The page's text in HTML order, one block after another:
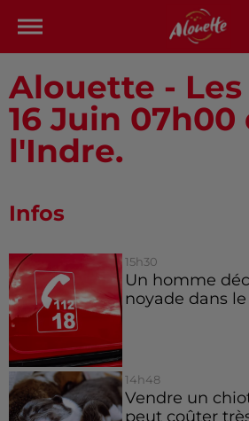
Alouette -
16 Juin 07h00
l'Indre.
Infos
15h30
Un homme
noyade dans
14h48
Vendre un
peut coûter